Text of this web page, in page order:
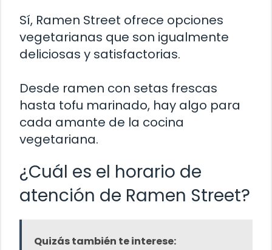
Sí, Ramen Street ofrece opciones
vegetarianas que son igualmente
deliciosas y satisfactorias.
Desde ramen con setas frescas
hasta tofu marinado, hay algo para
cada amante de la cocina
vegetariana.
¿Cuál es el horario de
atención de Ramen Street?
Quizás también te interese: